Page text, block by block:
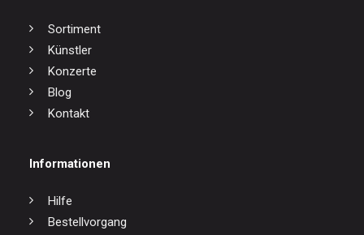
Sortiment
Künstler
Konzerte
Blog
Kontakt
Informationen
Hilfe
Bestellvorgang